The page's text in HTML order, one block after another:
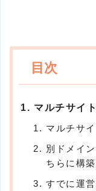
マルチサイ
マルチサ
別ドメイ
ちらに構
すでに運